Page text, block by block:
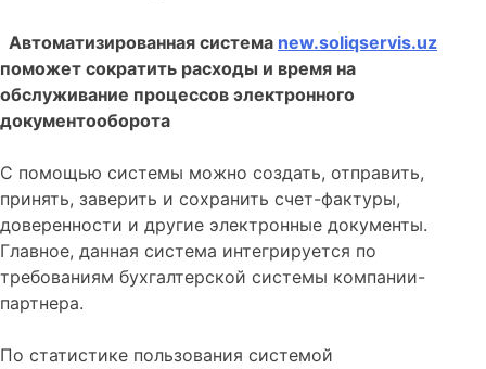
Автоматизированная система new.soliqservis.uz
поможет сократить расходы и время на
обслуживание процессов электронного
документооборота
С помощью системы можно создать, отправить,
принять, заверить и сохранить счет-фактуры,
доверенности и другие электронные документы.
Главное, данная система интегрируется по
требованиям бухгалтерской системы компании-
партнера.
По статистике пользования системой